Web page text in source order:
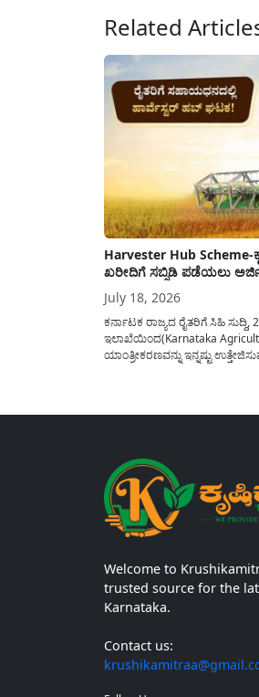
Related
Harvester Hub
ಖರೀದಿಗೆ ಸಬ್ಸಿಡಿ ಪಡೆಯಲು ಅರ್ಜಿ
July 18, 2026
ಕರ್ನಾಟಕ ರಾಜ್ಯದ ರೈತರಿಗೆ ಸಿಹಿ ಸುದ್ದಿ,
ಇಲಾಖೆಯಿಂದ(Karnataka
ಯಾಂತ್ರೀಕರಣವನ್ನು ಇನ್ನಷ್ಟು
Welcome to
trusted source for the
Karnataka.
Contact us: